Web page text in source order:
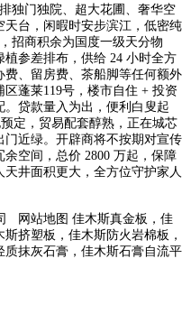
独门独院、超大花圃、奢华空
台，闲暇时安步滨江，低密纯
招商积余为国度一级天分物
参差排布，供给 24 小时全方
、留房费、茶船脚等任何额外
蓬莱119号，楼市自住 + 投资
贷款量入为出，便利白叟起
定，贸易配套醇熟，正在城芯
近绿。开辟商将不按期对宣传
空间，总价 2800 万起，保障
井面积更大，全方位守护家人
网站地图 佳木斯真金板，佳
挤塑板，佳木斯防火岩棉板，
抹灰石膏，佳木斯石膏自流平